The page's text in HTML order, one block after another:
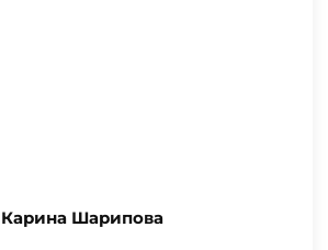
Карина Шарипова